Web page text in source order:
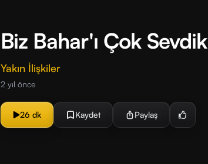
Biz Bahar'ı Çok Sevdik
Yakın İlişkiler
2 yıl önce
26 dk Kaydet Paylaş